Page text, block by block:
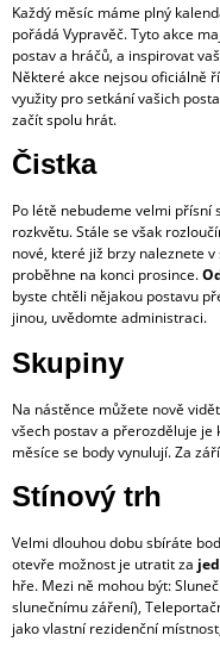
Každý měsíc máme plný
pořádá Vypravěč. Tyto akce
postav a hráčů, a inspirovat
Některé akce nejsou oficiálně
využity pro setkání vašich
začít spolu hrát.
Čistka
Po létě nebudeme velmi přísní
rozkvětu. Stále se však
nové, které již brzy naleznete
proběhne na konci prosince.
byste chtěli nějakou postavu
jinou, uvědomte administraci.
Skupiny
Na nástěnce můžete nově
všech postav a přerozděluje je
měsíce se body vynulují. Za
Stínový trh
Velmi dlouhou dobu sbíráte
otevře možnost je utratit za
hře. Mezi ně mohou být:
slunečnímu záření),
jako vlastní rezidenční